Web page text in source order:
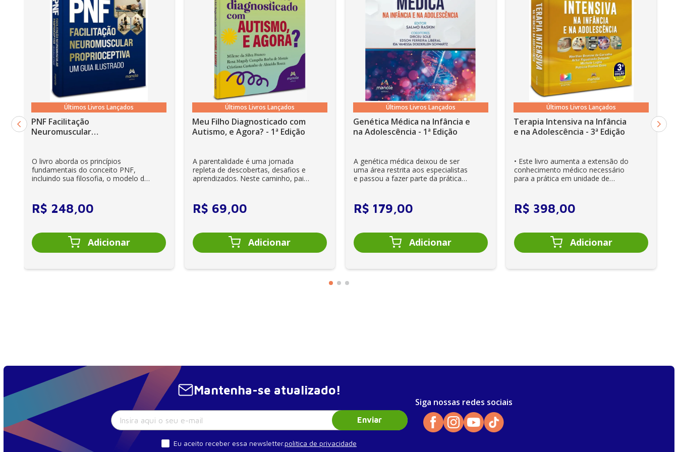
6. Água, eletrólitos e equilíbrio acidobásico..............................152
PARTE 2: Micronutrientes e compostos bioativos de alimentos
7. Cálcio...............................................................................175
8. Fósforo..........................................................................197
9. Magnésio........................................................................215
10. Ferro.............................................................................231
11. Zinco..........................................................................252
12. Cobre...........................................................................271
13. Iodo............................................................................288
15. Manganês...............................................................323
16. Cromo.........................................................................342
18. Vitamina A...............................................................392
20. Vitamina K......................................................431
28. Niacina.....................................................................541
29. Ácido pantotênico.....................................................557
30. Colina......................................................................570
31. Biotina............................................................................584
32. Compostos bioativos de alimentos..........................606
Últimos Livros Lançados
PNF Facilitação
Neuromuscular
O livro aborda os princípios
fundamentais do conceito PNF,
incluindo sua filosofia, o modelo da
R$ 248,00
Últimos Livros Lançados
Meu Filho Diagnosticado com
Autismo, e Agora? - 1ª Edição
A parentalidade é uma jornada
repleta de descobertas, desafios e
aprendizados. Neste caminho, pais
R$ 69,00
Últimos Livros Lançados
Genética Médica na Infância e
na Adolescência - 1ª Edição
A genética médica deixou de ser
uma área restrita aos especialistas
e passou a fazer parte da prática
R$ 179,00
Últimos Livros Lançados
Terapia Intensiva na Infância
e na Adolescência - 3ª Edição
• Este livro aumenta a extensão do
conhecimento médico necessário
para a prática em unidade de
R$ 398,00
Mantenha-se atualizado!
Enviar
Eu aceito receber essa newsletter.política de privacidade
Siga nossas redes sociais